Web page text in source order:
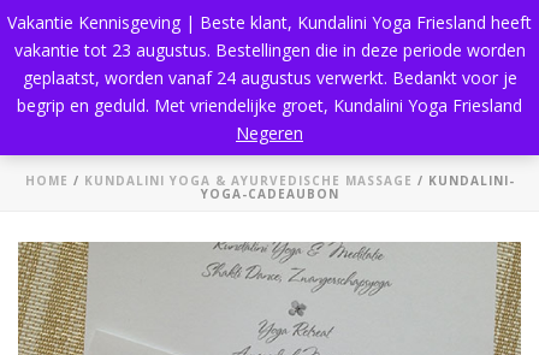
Kundalini-Yoga-cadeaubon
HOME / KUNDALINI YOGA & AYURVEDISCHE MASSAGE / KUNDALINI-
YOGA-CADEAUBON
Vakantie Kennisgeving | Beste klant, Kundalini Yoga Friesland heeft
vakantie tot 23 augustus. Bestellingen die in deze periode worden
geplaatst, worden vanaf 24 augustus verwerkt. Bedankt voor je
begrip en geduld. Met vriendelijke groet, Kundalini Yoga Friesland
Negeren